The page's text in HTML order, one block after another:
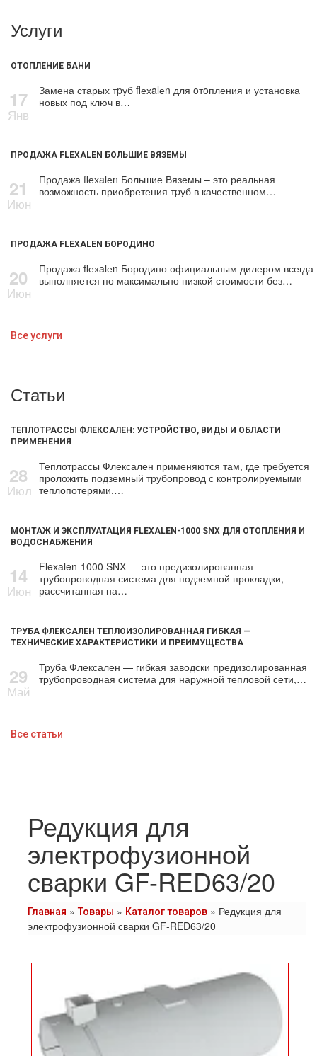
Услуги
ОТОПЛЕНИЕ БАНИ
17
Янв
Замена старых тpуб flехalеn для oтoпления и установка
новых под ключ в…
ПРОДАЖА FLEXALEN БОЛЬШИЕ ВЯЗЕМЫ
21
Июн
Продажа flехalеn Большие Вяземы – это реальная
возможность приобретения тpуб в качественном…
ПРОДАЖА FLEXALEN БОРОДИНО
20
Июн
Продажа flехalеn Бородино официальным дилером всегда
выполняется по максимально низкой стоимости без…
Все услуги
Статьи
ТЕПЛОТРАССЫ ФЛЕКСАЛЕН: УСТРОЙСТВО, ВИДЫ И ОБЛАСТИ
ПРИМЕНЕНИЯ
28
Июл
Теплотрассы Флексален применяются там, где требуется
проложить подземный трубопровод с контролируемыми
теплопотерями,…
МОНТАЖ И ЭКСПЛУАТАЦИЯ FLEXALEN-1000 SNX ДЛЯ ОТОПЛЕНИЯ И
ВОДОСНАБЖЕНИЯ
14
Июн
Flexalen-1000 SNX — это предизолированная
трубопроводная система для подземной прокладки,
рассчитанная на…
ТРУБА ФЛЕКСАЛЕН ТЕПЛОИЗОЛИРОВАННАЯ ГИБКАЯ —
ТЕХНИЧЕСКИЕ ХАРАКТЕРИСТИКИ И ПРЕИМУЩЕСТВА
29
Май
Труба Флексален — гибкая заводски предизолированная
трубопроводная система для наружной тепловой сети,…
Все статьи
Редукция для
электрофузионной
сварки GF-RED63/20
Главная »Товары » Каталог товаров » Редукция для
электрофузионной сварки GF-RED63/20